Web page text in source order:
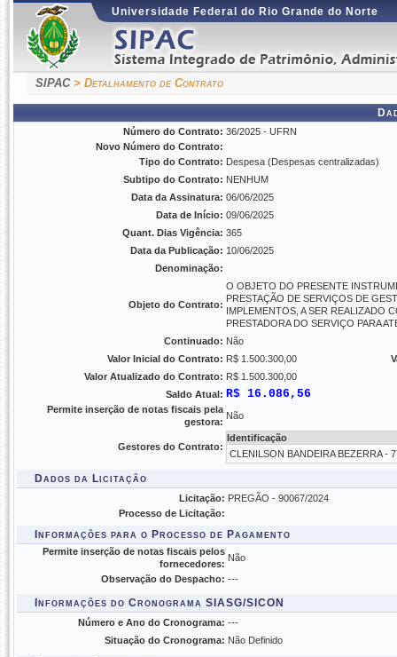
Universidade Federal do Rio Grande do Norte
SIPAC> Detalhamento de Contrato
Número do Contrato: 36/2025 - UFRN
Novo Número do Contrato:
Tipo do Contrato: Despesa (Despesas centralizadas)
Subtipo do Contrato: NENHUM
Data da Assinatura: 06/06/2025
Data de Início: 09/06/2025
Quant. Dias Vigência: 365
Data da Publicação: 10/06/2025
Denominação:
Objeto do Contrato:
O OBJETO DO PRESENTE
PRESTAÇÃO DE SERVIÇOS DE
IMPLEMENTOS, A SER REALIZADO
PRESTADORA DO SERVIÇO PARA
Continuado: Não
Valor Inicial do Contrato: R$ 1.500.300,00
Valor Atualizado do Contrato: R$ 1.500.300,00
Saldo Atual: R$ 16.086,56
Permite inserção de notas fiscais pela
gestora:
Não
Gestores do Contrato:
Identificação
CLENILSON BANDEIRA BEZERRA -
Dados da Licitação
Licitação: PREGÃO - 90067/2024
Processo de Licitação:
Informações para o Processo de Pagamento
Permite inserção de notas fiscais pelos
fornecedores:
Não
Observação do Despacho: ---
Informações do Cronograma SIASG/SICON
Número e Ano do Cronograma: ---
Situação do Cronograma: Não Definido